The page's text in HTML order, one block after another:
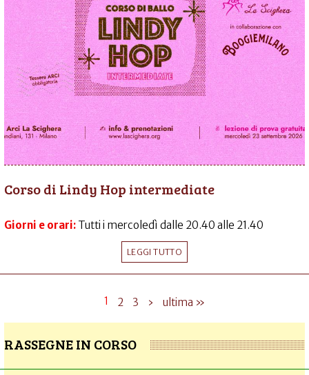
Corso di Lindy Hop intermediate
Giorni e orari: Tutti i mercoledì dalle 20.40 alle 21.40
LEGGI TUTTO
1 2 3 › ultima »
RASSEGNE IN CORSO